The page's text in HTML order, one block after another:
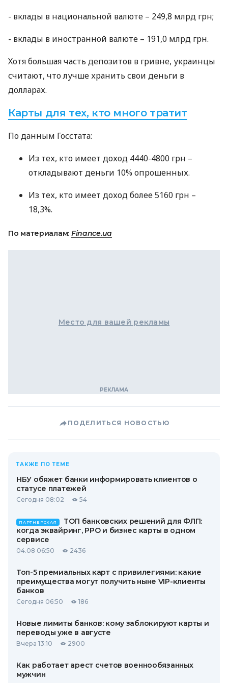
- вклады в национальной валюте – 249,8 млрд грн;
- вклады в иностранной валюте – 191,0 млрд грн.
Хотя большая часть депозитов в гривне, украинцы
считают, что лучше хранить свои деньги в
долларах.
Карты для тех, кто много тратит
По данным Госстата:
Из тех, кто имеет доход 4440-4800 грн –
откладывают деньги 10% опрошенных.
Из тех, кто имеет доход более 5160 грн –
18,3%.
По материалам: Finance.ua
Место для вашей рекламы
ПОДЕЛИТЬСЯ НОВОСТЬЮ
ТАКЖЕ ПО ТЕМЕ
НБУ обяжет банки информировать клиентов о
статусе платежей
Сегодня 08:02 54
ПАРТНЕРСКАЯ
ТОП банковских решений для ФЛП:
когда эквайринг, РРО и бизнес карты в одном
сервисе
04.08 06:50 2436
Топ-5 премиальных карт с привилегиями: какие
преимущества могут получить ныне VIP-клиенты
банков
Сегодня 06:50 186
Новые лимиты банков: кому заблокируют карты и
переводы уже в августе
Вчера 13:10 2900
Как работает арест счетов военнообязанных
мужчин